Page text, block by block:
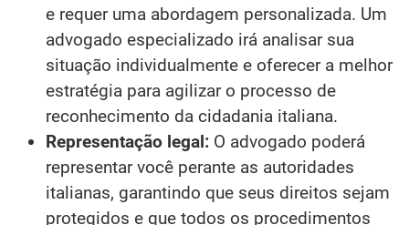
e requer uma abordagem personalizada. Um
advogado especializado irá analisar sua
situação individualmente e oferecer a melhor
estratégia para agilizar o processo de
reconhecimento da cidadania italiana.
Representação legal: O advogado poderá
representar você perante as autoridades
italianas, garantindo que seus direitos sejam
protegidos e que todos os procedimentos